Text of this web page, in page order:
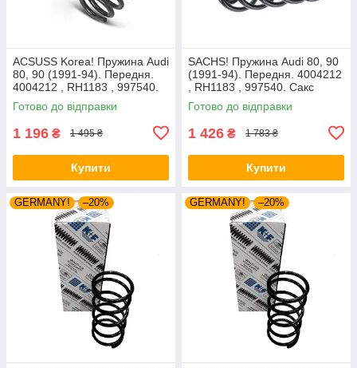
ACSUSS Korea! Пружина Audi
80, 90 (1991-94). Передня.
4004212 , RH1183 , 997540.
Аксусс Корея
Готово до відправки
1 196 ₴ 1 495 ₴
Купити
SACHS! Пружина Audi 80, 90
(1991-94). Передня. 4004212
, RH1183 , 997540. Сакс
Готово до відправки
1 426 ₴ 1 783 ₴
Купити
GERMANY! –20% GERMANY! –20%